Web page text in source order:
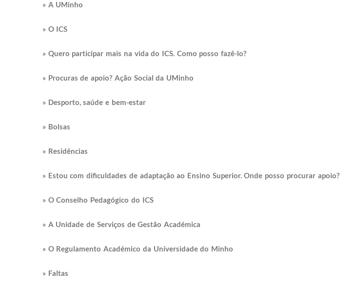
» A UMinho
» O ICS
» Quero participar mais na vida do ICS. Como posso fazê-lo?
» Procuras de apoio? Ação Social da UMinho
» Desporto, saúde e bem-estar
» Bolsas
» Residências
» Estou com dificuldades de adaptação ao Ensino Superior. Onde posso procurar apoio?
» O Conselho Pedagógico do ICS
» A Unidade de Serviços de Gestão Académica
» O Regulamento Académico da Universidade do Minho
» Faltas